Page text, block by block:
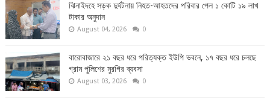
ঝিনাইদহে সড়ক দুর্ঘটনায় নিহত-আহতদের পরিবার পেল ১ কোটি ১৯ লাখ
টাকার অনুদান
August 04, 2026 0
বারোবাজারে ২১ বছর ধরে পরিত্যক্ত ইউপি ভবনে, ১৭ বছর ধরে চলছে
গ্রাম পুলিশের মুরগির ব্যবসা
August 03, 2026 0